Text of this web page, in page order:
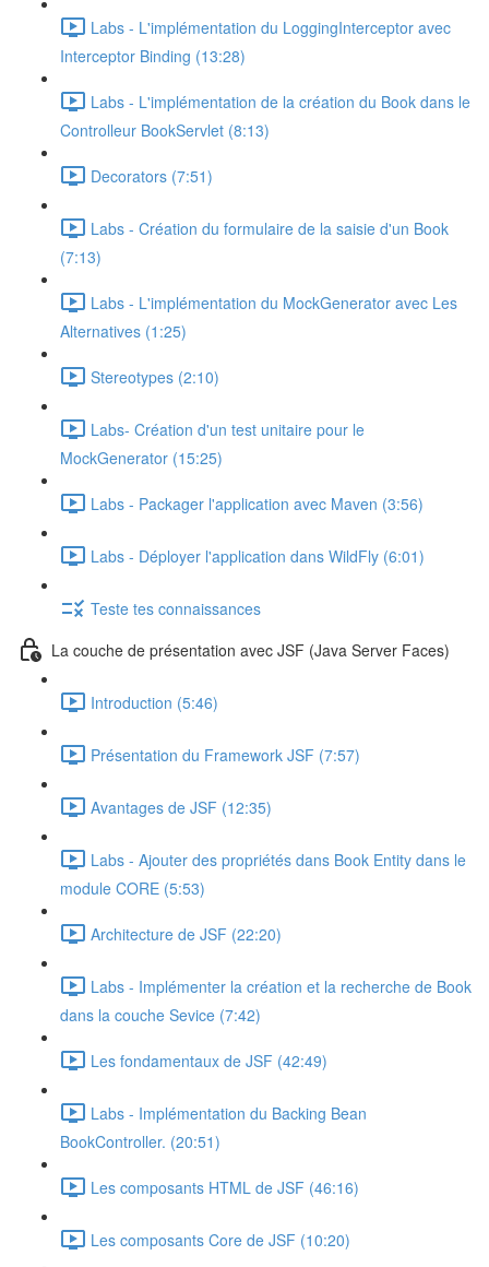
Labs - L'implémentation du LoggingInterceptor avec
Interceptor Binding (13:28)
Labs - L'implémentation de la création du Book dans le
Controlleur BookServlet (8:13)
Decorators (7:51)
Labs - Création du formulaire de la saisie d'un Book
(7:13)
Labs - L'implémentation du MockGenerator avec Les
Alternatives (1:25)
Stereotypes (2:10)
Labs- Création d'un test unitaire pour le
MockGenerator (15:25)
Labs - Packager l'application avec Maven (3:56)
Labs - Déployer l'application dans WildFly (6:01)
Teste tes connaissances
La couche de présentation avec JSF (Java Server Faces)
Introduction (5:46)
Présentation du Framework JSF (7:57)
Avantages de JSF (12:35)
Labs - Ajouter des propriétés dans Book Entity dans le
module CORE (5:53)
Architecture de JSF (22:20)
Labs - Implémenter la création et la recherche de Book
dans la couche Sevice (7:42)
Les fondamentaux de JSF (42:49)
Labs - Implémentation du Backing Bean
BookController. (20:51)
Les composants HTML de JSF (46:16)
Les composants Core de JSF (10:20)